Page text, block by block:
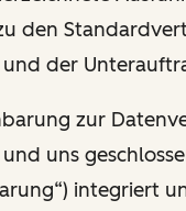
den
der
zur
uns
integriert